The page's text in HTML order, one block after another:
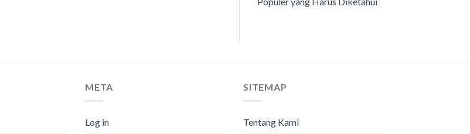
META
Log in
SITEMAP
Tentang Kami